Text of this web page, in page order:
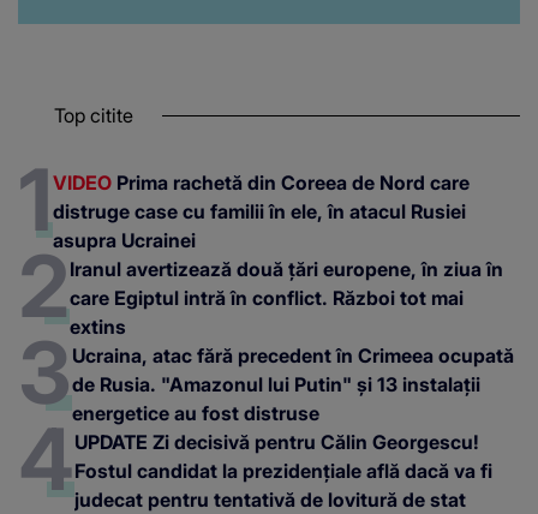
Top citite
VIDEO Prima rachetă din Coreea de Nord care
distruge case cu familii în ele, în atacul Rusiei
asupra Ucrainei
Iranul avertizează două țări europene, în ziua în
care Egiptul intră în conflict. Război tot mai
extins
Ucraina, atac fără precedent în Crimeea ocupată
de Rusia. "Amazonul lui Putin" și 13 instalații
energetice au fost distruse
UPDATE Zi decisivă pentru Călin Georgescu!
Fostul candidat la prezidențiale află dacă va fi
judecat pentru tentativă de lovitură de stat